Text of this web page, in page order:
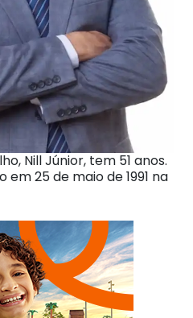
Nill Júnior, tem 51 anos.
25 de maio de 1991 na